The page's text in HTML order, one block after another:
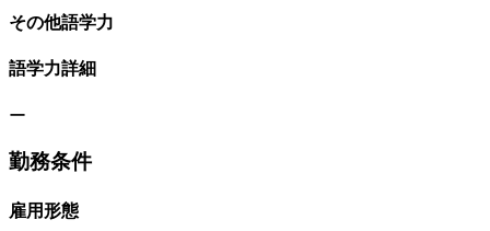
その他語学力
語学力詳細
ー
勤務条件
雇用形態